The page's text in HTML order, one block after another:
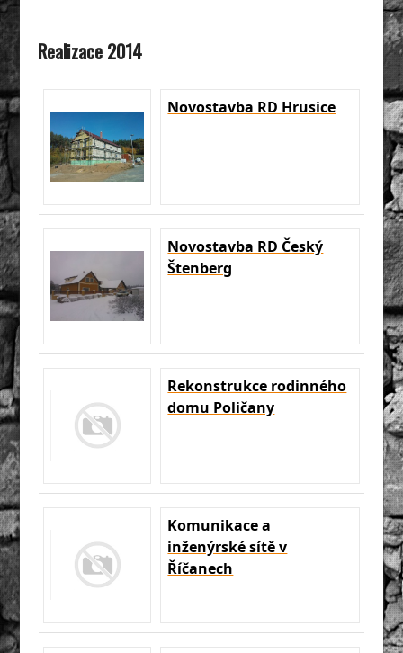
Realizace 2014
Novostavba RD Hrusice
Novostavba RD Český
Štenberg
Rekonstrukce rodinného
domu Poličany
Komunikace a
inženýrské sítě v
Říčanech